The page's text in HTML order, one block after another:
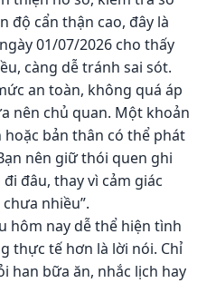
độ cẩn thận cao, đây là
01/07/2026 cho thấy
càng dễ tránh sai sót.
an toàn, không quá áp
nên chủ quan. Một khoản
bản thân có thể phát
nên giữ thói quen ghi
đâu, thay vì cảm giác
nhiều”.
hôm nay dễ thể hiện tình
thực tế hơn là lời nói. Chỉ
han bữa ăn, nhắc lịch hay